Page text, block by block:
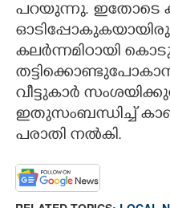
പറയുന്നു. ഇതോടെ
കലർന്നമിഠായി
വീട്ടുകാർ
ഇതുസംബന്ധിച്ച്
പരാതി നൽകി.